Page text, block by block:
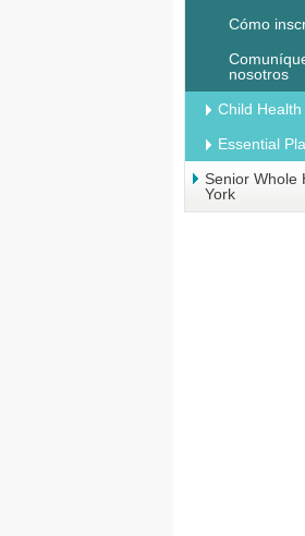
Cómo
nosotros
Child Health
Essential
Senior Whole
York